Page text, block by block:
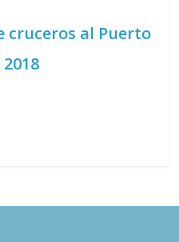
cruceros al Puerto